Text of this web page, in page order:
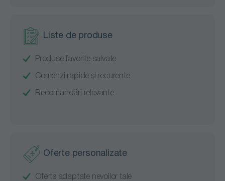
Liste de produse
Produse favorite salvate
Comenzi rapide și recurente
Recomandări relevante
Oferte personalizate
Oferte adaptate nevoilor tale